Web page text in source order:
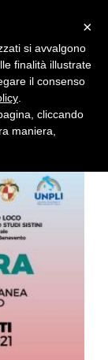
11/11/2021
×
si avvalgono
finalità illustrate
il consenso
cliccando
maniera,